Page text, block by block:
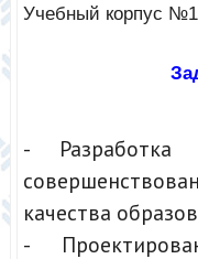
Учебный корпус
-
качества
-